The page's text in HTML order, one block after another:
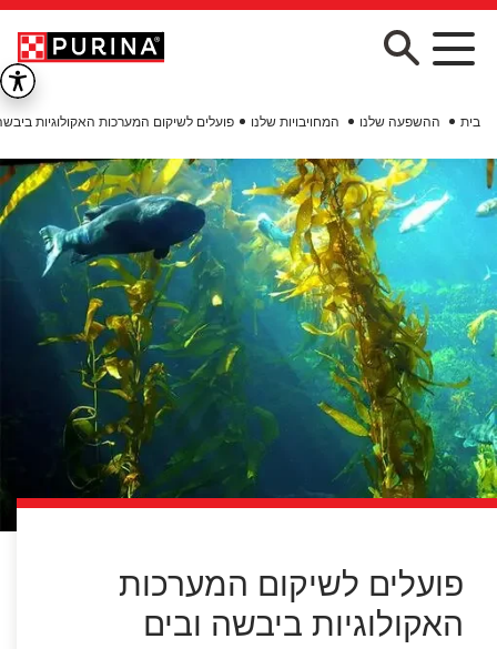
Skip to main content
בית ההשפעה שלנו המחויבויות שלנו פועלים לשיקום המערכות האקולוגיות
פועלים לשיקום המערכות
האקולוגיות ביבשה ובים